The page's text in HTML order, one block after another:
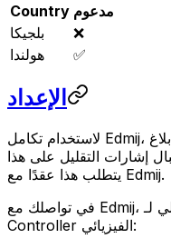
Country مدعوم
بلجيكا
❌
هولندا
✅
الإعداد
لاستخدام تكامل Edmij، يجب عليك إبلاغ Edmij برغبتك في
يتطلب هذا عقدًا مع Edmij.
Controller
الفيزيائي: